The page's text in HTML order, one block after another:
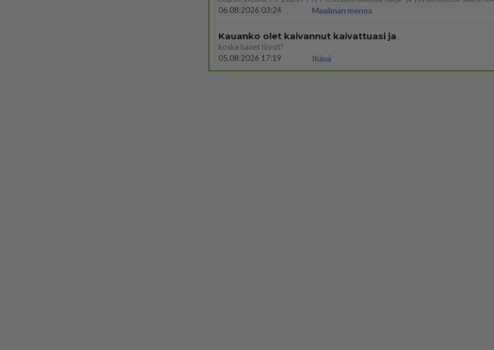
06.08.2026 03:24
Maailman menoa
Kauanko olet kaivannut kaivattuasi ja
koska hänet löysit?
05.08.2026 17:19
Ikävä